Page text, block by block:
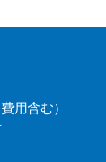
用含む）